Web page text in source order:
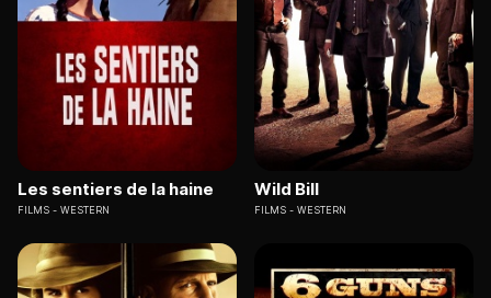
Les sentiers de la haine
FILMS WESTERN
Wild Bill
FILMS WESTERN